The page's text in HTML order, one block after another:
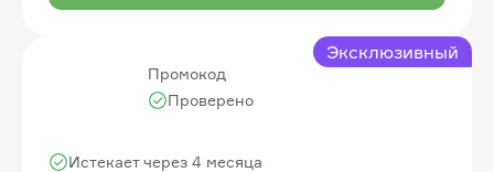
Промокод
Истекает через 4 месяца
Проверено
Эксклюзивный